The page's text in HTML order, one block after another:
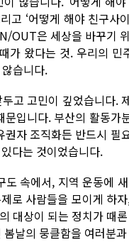
고 ‘어떻게 해야 친구
OUT은 세상을 바꾸기
가 왔다는 것. 우리의
습니다.
고 고민이 깊었습니다.
입니다. 부산의 활동
자 조직화든 반드시
다는 것이었습니다.
속에서, 지역 운동에
로 사람들을 모이게 하
대상이 되는 정치가 때
날의 뭉클함을 여러분